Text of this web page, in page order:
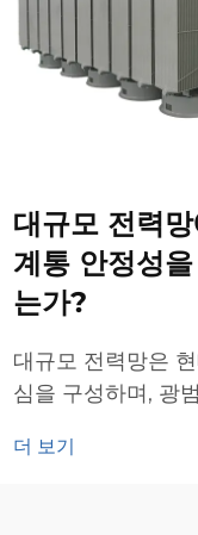
대규모 전력
계통 안정성
는가?
대규모 전력망은
심을 구성하며, 광
정교한 장비를 필
더 보기